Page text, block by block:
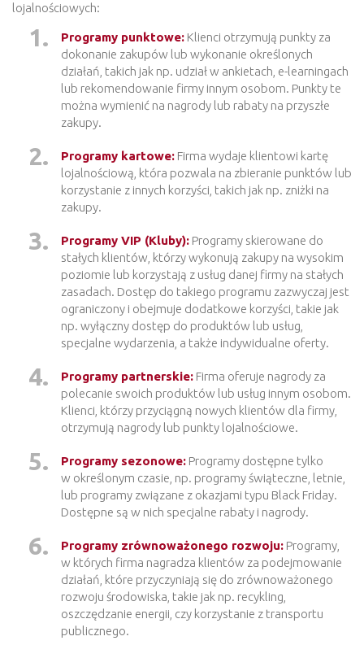
lojalnościowych:
Programy punktowe: Klienci otrzymują punkty za
dokonanie zakupów lub wykonanie określonych
działań, takich jak np. udział w ankietach, e-learningach
lub rekomendowanie firmy innym osobom. Punkty te
można wymienić na nagrody lub rabaty na przyszłe
zakupy.
Programy kartowe: Firma wydaje klientowi kartę
lojalnościową, która pozwala na zbieranie punktów lub
korzystanie z innych korzyści, takich jak np. zniżki na
zakupy.
Programy VIP (Kluby): Programy skierowane do
stałych klientów, którzy wykonują zakupy na wysokim
poziomie lub korzystają z usług danej firmy na stałych
zasadach. Dostęp do takiego programu zazwyczaj jest
ograniczony i obejmuje dodatkowe korzyści, takie jak
np. wyłączny dostęp do produktów lub usług,
specjalne wydarzenia, a także indywidualne oferty.
Programy partnerskie: Firma oferuje nagrody za
polecanie swoich produktów lub usług innym osobom.
Klienci, którzy przyciągną nowych klientów dla firmy,
otrzymują nagrody lub punkty lojalnościowe.
Programy sezonowe: Programy dostępne tylko
w określonym czasie, np. programy świąteczne, letnie,
lub programy związane z okazjami typu Black Friday.
Dostępne są w nich specjalne rabaty i nagrody.
Programy zrównoważonego rozwoju: Programy,
w których firma nagradza klientów za podejmowanie
działań, które przyczyniają się do zrównoważonego
rozwoju środowiska, takie jak np. recykling,
oszczędzanie energii, czy korzystanie z transportu
publicznego.